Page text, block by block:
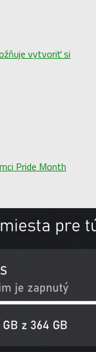
vytvoriť si
Pride Month